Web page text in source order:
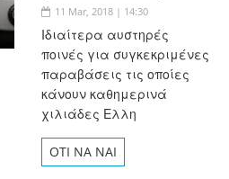
11 Mar, 2018 | 14:30
Ιδιαίτερα αυστηρές
ποινές για συγκεκριμένες
παραβάσεις τις οποίες
κάνουν καθημερινά
χιλιάδες Ελλη
OTI NA NAI